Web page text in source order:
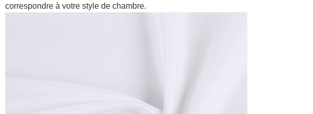
correspondre à votre style de chambre.